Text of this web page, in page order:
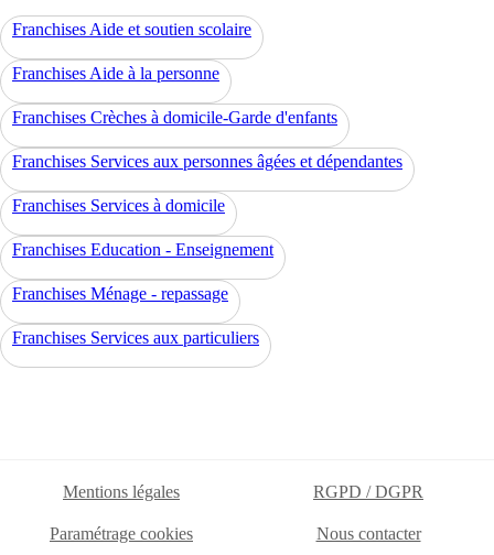
Franchises Aide et soutien scolaire
Franchises Aide à la personne
Franchises Crèches à domicile-Garde d'enfants
Franchises Services aux personnes âgées et dépendantes
Franchises Services à domicile
Franchises Education - Enseignement
Franchises Ménage - repassage
Franchises Services aux particuliers
Mentions légales RGPD / DGPR
Paramétrage cookies
Nous contacter